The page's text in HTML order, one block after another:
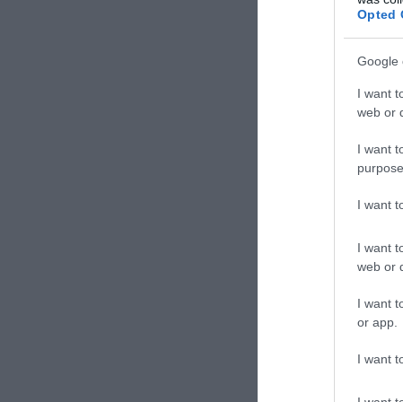
Opted
Google
I want
web or
I want
I want
I want
web or
I want
or app.
I want
gesto
tragico
La Redazione